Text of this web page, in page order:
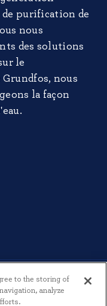
de purification de
nous
des solutions
le
nous
la façon
to the storing of
analyze